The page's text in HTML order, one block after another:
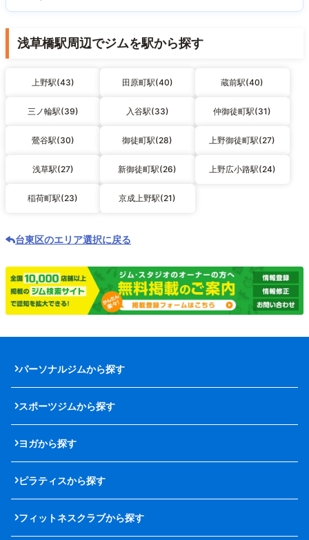
浅草橋駅周辺でジムを駅から探す
上野駅(43) 田原町駅(40) 蔵前駅(40)
三ノ輪駅(39) 入谷駅(33) 仲御徒町駅(31)
鶯谷駅(30) 御徒町駅(28) 上野御徒町駅(27)
浅草駅(27) 新御徒町駅(26) 上野広小路駅(24)
稲荷町駅(23) 京成上野駅(21)
台東区のエリア選択に戻る
パーソナルジムから探す
スポーツジムから探す
ヨガから探す
ピラティスから探す
フィットネスクラブから探す